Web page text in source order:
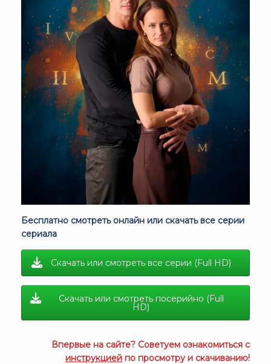
Бесплатно смотреть онлайн или скачать все серии
сериала
Скачать или смотреть все серии (Full HD)
Скачать или смотреть посерийно (Full
HD)
Впервые на сайте? Советуем ознакомиться с
инструкцией по просмотру и скачиванию!